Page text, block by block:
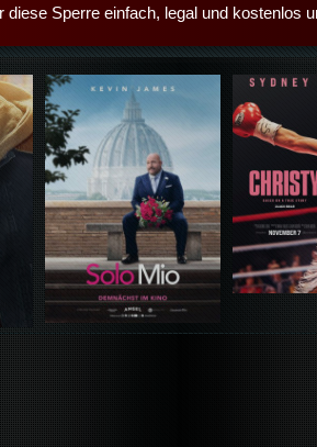
diese Sperre einfach, legal und kostenlos
Details,Play